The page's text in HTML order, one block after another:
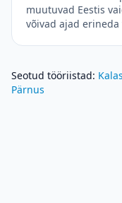
muutuvad Eestis
võivad ajad
Seotud tööriistad:
Pärnus